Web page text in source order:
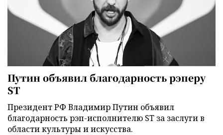
Путин объявил благодарность рэперу
ST
Президент РФ Владимир Путин объявил
благодарность рэп-исполнителю ST за заслуги в
области культуры и искусства.